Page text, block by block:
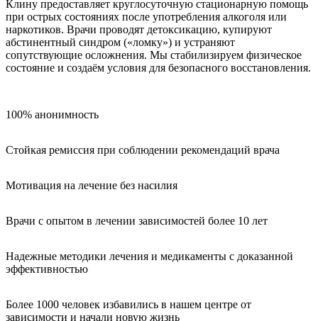
Клину предоставляет круглосуточную стационарную помощь
при острых состояниях после употребления алкоголя или
наркотиков. Врачи проводят детоксикацию, купируют
абстинентный синдром («ломку») и устраняют
сопутствующие осложнения. Мы стабилизируем физическое
состояние и создаём условия для безопасного восстановления.
100% анонимность
Стойкая ремиссия при соблюдении рекомендаций врача
Мотивация на лечение без насилия
Врачи с опытом в лечении зависимостей более 10 лет
Надежные методики лечения и медикаменты с доказанной
эффективностью
Более 1000 человек избавились в нашем центре от
зависимости и начали новую жизнь